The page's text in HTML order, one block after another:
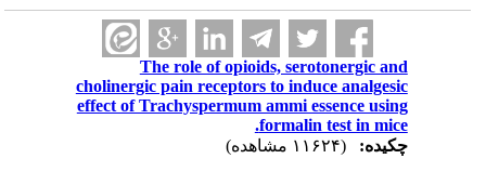
The role of opioids, serotonergic and
cholinergic pain receptors to induce analgesic
effect of Trachyspermum ammi essence using
formalin test in mice.
چکیده: